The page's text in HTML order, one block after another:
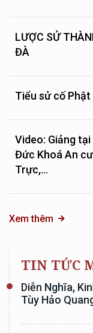
LƯỢC SỬ
ĐÀ
Tiểu sử cố
Video: Giảng
Đức Khoá An
Trực,...
Xem thêm
TIN TỨC
Diễn Nghĩa,
Tùy Hảo